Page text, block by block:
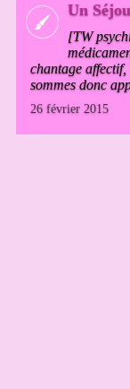
Un
[TW
chantage
sommes donc
26 février 2015